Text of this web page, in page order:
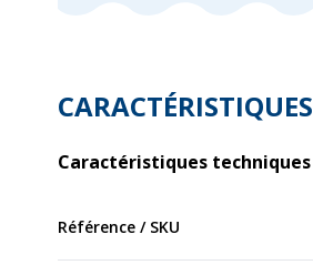
CARACTÉRISTIQUES
Caractéristiques techniques
Référence / SKU